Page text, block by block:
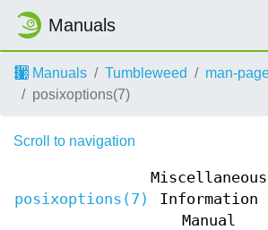
Manuals
Manuals Tumbleweed
man-
posixoptions(7)
Scroll to navigation
posixoptions(7)
Miscellaneous
Information
Manual